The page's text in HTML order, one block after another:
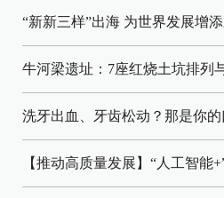
“新新三样”出海 为世界发展增
牛河梁遗址：7座红烧土坑排列
洗牙出血、牙齿松动？那是你的
【推动高质量发展】“人工智能